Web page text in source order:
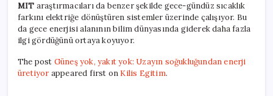
MIT araştırmacıları da benzer şekilde gece-gündüz sıcaklık
farkını elektriğe dönüştüren sistemler üzerinde çalışıyor. Bu
da gece enerjisi alanının bilim dünyasında giderek daha fazla
ilgi gördüğünü ortaya koyuyor.
The post Güneş yok, yakıt yok: Uzayın soğukluğundan enerji
üretiyor appeared first on Kilis Egitim.